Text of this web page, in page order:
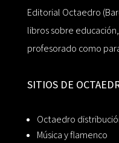
Editorial Octaedro
libros sobre
profesorado como
SITIOS DE
Octaedro
Música y flamenco